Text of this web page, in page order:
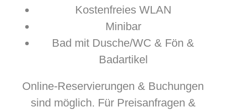
Kostenfreies WLAN
Minibar
Bad mit Dusche/WC & Fön &
Badartikel
Online-Reservierungen & Buchungen
sind möglich. Für Preisanfragen &